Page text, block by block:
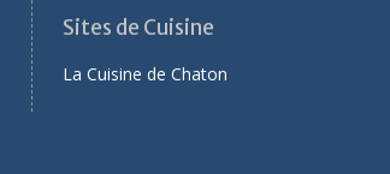
Sites de Cuisine
La Cuisine de Chaton